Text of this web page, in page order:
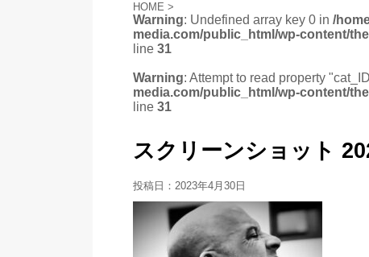
HOME >
Warning: Undefined array key 0 in /
media.com/public_html/wp-content/
line 31
Warning: Attempt to read property
media.com/public_html/wp-content/
line 31
スクリーンショット
投稿日： 2023年4月30日